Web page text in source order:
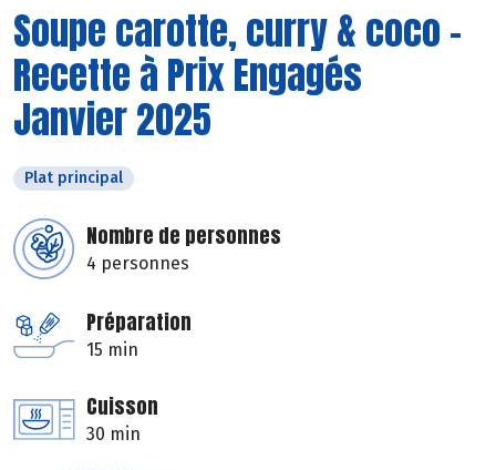
Soupe carotte, curry & coco -
Recette à Prix Engagés
Janvier 2025
Plat principal
Nombre de personnes
4 personnes
Préparation
15 min
Cuisson
30 min